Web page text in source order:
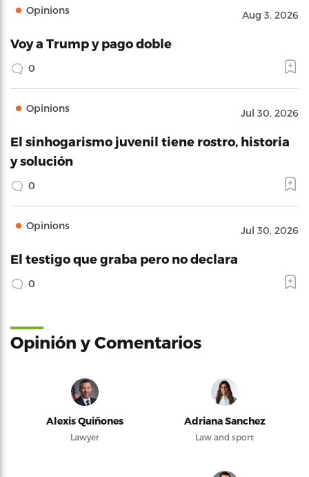
Opinions Aug 3, 2026
Voy a Trump y pago doble
0
Opinions Jul 30, 2026
El sinhogarismo juvenil tiene rostro, historia
y solución
0
Opinions Jul 30, 2026
El testigo que graba pero no declara
0
Opinión y Comentarios
Alexis Quiñones
Lawyer
Adriana Sanchez
Law and sport